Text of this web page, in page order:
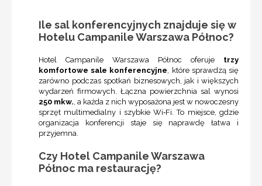
Ile sal konferencyjnych znajduje się w
Hotelu Campanile Warszawa Północ?
Hotel Campanile Warszawa Północ oferuje trzy
komfortowe sale konferencyjne, które sprawdzą się
zarówno podczas spotkań biznesowych, jak i większych
wydarzeń firmowych. Łączna powierzchnia sal wynosi
250 mkw., a każda z nich wyposażona jest w nowoczesny
sprzęt multimedialny i szybkie Wi‑Fi. To miejsce, gdzie
organizacja konferencji staje się naprawdę łatwa i
przyjemna.
Czy Hotel Campanile Warszawa
Północ ma restaurację?